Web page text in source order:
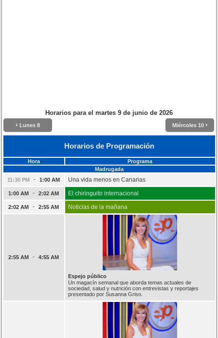
Horarios para el martes 9 de junio de 2026
‹ Lunes 8 Miércoles 10 ›
Horarios de Programación
Hora
Programa
Madrugada
11:30 PM
- 1:00 AM Una vida menos en Canarias
1:00 AM - 2:02 AM El chiringuito internacional
2:02 AM - 2:55 AM Noticias de la mañana
2:55 AM - 4:55 AM
Espejo público
Un magacín semanal que aborda temas actuales de
sociedad, salud y nutrición con entrevistas y reportajes
presentado por Susanna Griso.